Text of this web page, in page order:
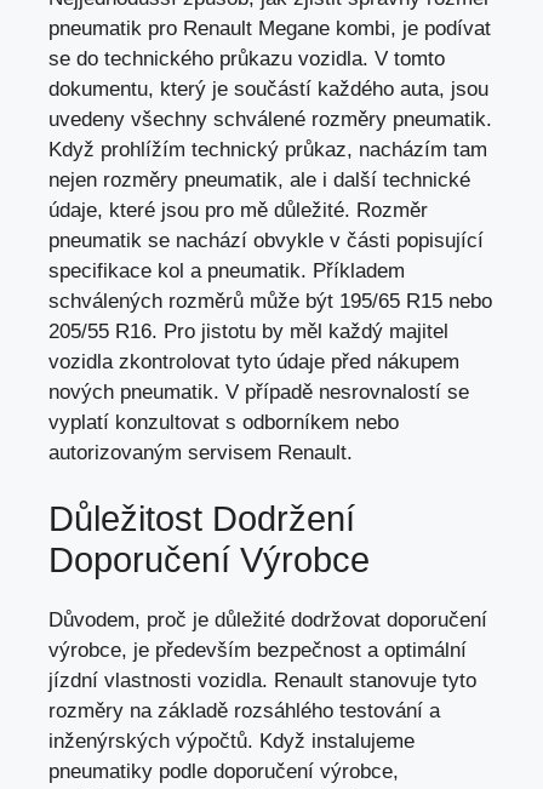
pneumatik pro Renault Megane kombi, je podívat
se do technického průkazu vozidla. V tomto
dokumentu, který je součástí každého auta, jsou
uvedeny všechny schválené rozměry pneumatik.
Když prohlížím technický průkaz, nacházím tam
nejen rozměry pneumatik, ale i další technické
údaje, které jsou pro mě důležité. Rozměr
pneumatik se nachází obvykle v části popisující
specifikace kol a pneumatik. Příkladem
schválených rozměrů může být 195/65 R15 nebo
205/55 R16. Pro jistotu by měl každý majitel
vozidla zkontrolovat tyto údaje před nákupem
nových pneumatik. V případě nesrovnalostí se
vyplatí konzultovat s odborníkem nebo
autorizovaným servisem Renault.
Důležitost Dodržení
Doporučení Výrobce
Důvodem, proč je důležité dodržovat doporučení
výrobce, je především bezpečnost a optimální
jízdní vlastnosti vozidla. Renault stanovuje tyto
rozměry na základě rozsáhlého testování a
inženýrských výpočtů. Když instalujeme
pneumatiky podle doporučení výrobce,